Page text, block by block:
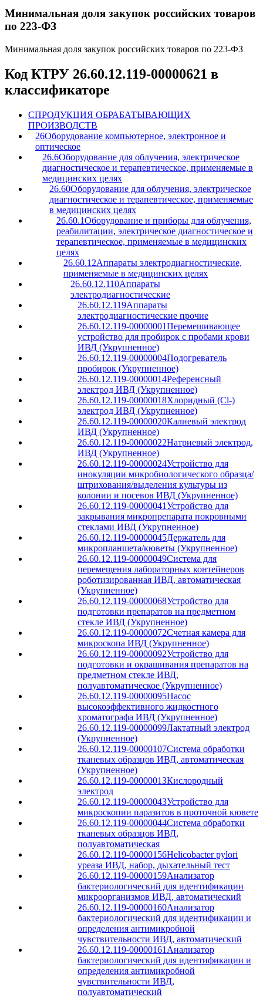
Минимальная доля закупок российских товаров
по 223-ФЗ
Минимальная доля закупок российских товаров по 223-ФЗ
Код КТРУ 26.60.12.119-00000621 в
классификаторе
CПРОДУКЦИЯ ОБРАБАТЫВАЮЩИХ
ПРОИЗВОДСТВ
26Оборудование компьютерное, электронное и
оптическое
26.6Оборудование для облучения, электрическое
диагностическое и терапевтическое, применяемые в
медицинских целях
26.60Оборудование для облучения, электрическое
диагностическое и терапевтическое, применяемые
в медицинских целях
26.60.1Оборудование и приборы для облучения,
реабилитации, электрическое диагностическое и
терапевтическое, применяемые в медицинских
целях
26.60.12Аппараты электродиагностические,
применяемые в медицинских целях
26.60.12.110Аппараты
электродиагностические
26.60.12.119Аппараты
электродиагностические прочие
26.60.12.119-00000001Перемешивающее
устройство для пробирок с пробами крови
ИВД (Укрупненное)
26.60.12.119-00000004Подогреватель
пробирок (Укрупненное)
26.60.12.119-00000014Референсный
электрод ИВД (Укрупненное)
26.60.12.119-00000018Хлоридный (Cl-)
электрод ИВД (Укрупненное)
26.60.12.119-00000020Калиевый электрод
ИВД (Укрупненное)
26.60.12.119-00000022Натриевый электрод,
ИВД (Укрупненное)
26.60.12.119-00000024Устройство для
инокуляции микробиологического образца/
штрихования/выделения культуры из
колонии и посевов ИВД (Укрупненное)
26.60.12.119-00000041Устройство для
закрывания микропрепарата покровными
стеклами ИВД (Укрупненное)
26.60.12.119-00000045Держатель для
микропланшета/кюветы (Укрупненное)
26.60.12.119-00000049Система для
перемещения лабораторных контейнеров
роботизированная ИВД, автоматическая
(Укрупненное)
26.60.12.119-00000068Устройство для
подготовки препаратов на предметном
стекле ИВД (Укрупненное)
26.60.12.119-00000072Счетная камера для
микроскопа ИВД (Укрупненное)
26.60.12.119-00000092Устройство для
подготовки и окрашивания препаратов на
предметном стекле ИВД,
полуавтоматическое (Укрупненное)
26.60.12.119-00000095Насос
высокоэффективного жидкостного
хроматографа ИВД (Укрупненное)
26.60.12.119-00000099Лактатный электрод
(Укрупненное)
26.60.12.119-00000107Система обработки
тканевых образцов ИВД, автоматическая
(Укрупненное)
26.60.12.119-00000013Кислородный
электрод
26.60.12.119-00000043Устройство для
микроскопии паразитов в проточной кювете
26.60.12.119-00000044Система обработки
тканевых образцов ИВД,
полуавтоматическая
26.60.12.119-00000156Helicobacter pylori
уреаза ИВД, набор, дыхательный тест
26.60.12.119-00000159Анализатор
бактериологический для идентификации
микроорганизмов ИВД, автоматический
26.60.12.119-00000160Анализатор
бактериологический для идентификации и
определения антимикробной
чувствительности ИВД, автоматический
26.60.12.119-00000161 Анализатор
бактериологический для идентификации и
определения антимикробной
чувствительности ИВД,
полуавтоматический